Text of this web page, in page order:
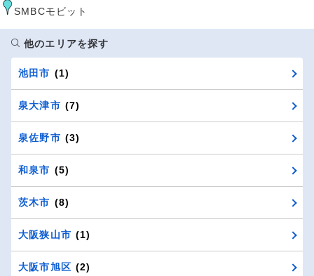
SMBCモビット
他のエリアを探す
池田市 (1)
泉大津市 (7)
泉佐野市 (3)
和泉市 (5)
茨木市 (8)
大阪狭山市 (1)
大阪市旭区 (2)